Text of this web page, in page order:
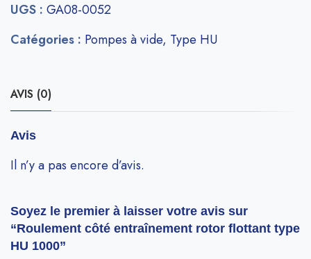
UGS : GA08-0052
Catégories : Pompes à vide, Type HU
AVIS (0)
Avis
Il n’y a pas encore d’avis.
Soyez le premier à laisser votre avis sur
“Roulement côté entraînement rotor flottant type
HU 1000”